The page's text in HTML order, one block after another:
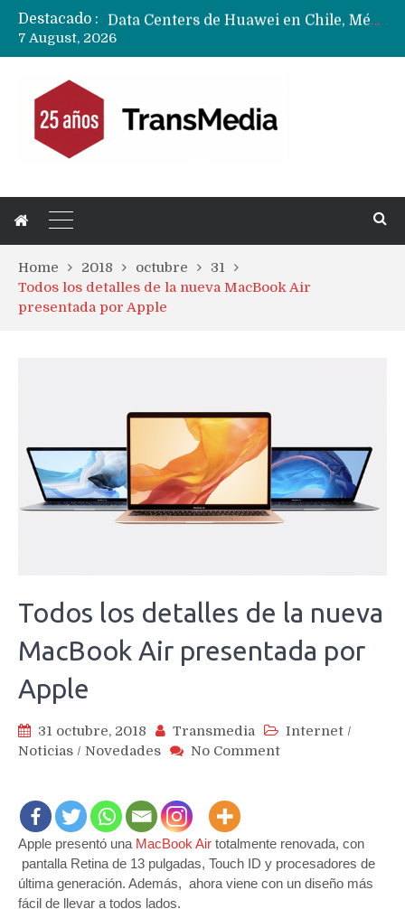
Destacado :
Data Centers de Huawei en Chile, México, Brasil,Perú y Argentina podrían verse afectados por arremetida de EE.UU
7 August, 2026
Home 2018 octubre
31
Todos los detalles de la nueva MacBook Air
presentada por Apple
Todos los detalles de la nueva
MacBook Air presentada por
Apple
31 octubre, 2018 Transmedia Internet /
Noticias / Novedades No Commenton
la
nueva
MacBook
Apple presentó una MacBook Air totalmente renovada, con
pantalla Retina de 13 pulgadas, Touch ID y procesadores de
última generación. Además, ahora viene con un diseño más
fácil de llevar a todos lados.